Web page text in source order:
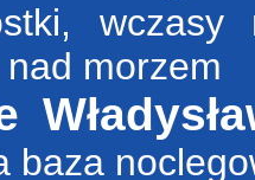
morzem
baza